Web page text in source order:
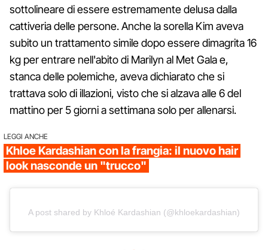
sottolineare di essere estremamente delusa dalla
cattiveria delle persone. Anche la sorella Kim aveva
subito un trattamento simile dopo essere dimagrita 16
kg per entrare nell'abito di Marilyn al Met Gala e,
stanca delle polemiche, aveva dichiarato che si
trattava solo di illazioni, visto che si alzava alle 6 del
mattino per 5 giorni a settimana solo per allenarsi.
LEGGI ANCHE
Khloe Kardashian con la frangia: il nuovo hair
look nasconde un "trucco"
A post shared by Khloé Kardashian (@khloekardashian)